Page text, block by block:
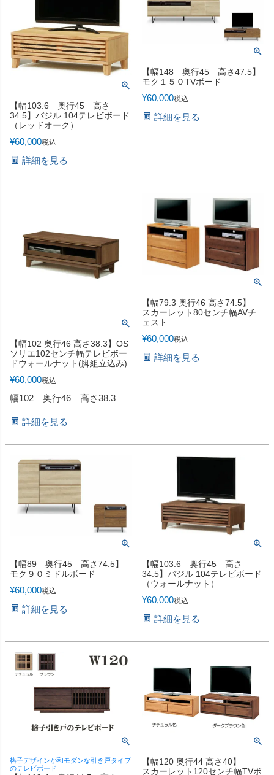
【幅103.6 奥行45 高さ
34.5】バジル 104テレビボード
（レッドオーク）
¥60,000税込
詳細を見る
【幅148 奥行45 高さ47.5】
モク１５０TVボード
¥60,000税込
詳細を見る
【幅102 奥行46 高さ38.3】OS
ソリエ102センチ幅テレビボー
ドウォールナット(脚組立込み)
¥60,000税込
幅102 奥行46 高さ38.3
詳細を見る
【幅79.3 奥行46 高さ74.5】
スカーレット80センチ幅AVチ
ェスト
¥60,000税込
詳細を見る
【幅89 奥行45 高さ74.5】
モク９０ミドルボード
¥60,000税込
詳細を見る
【幅103.6 奥行45 高さ
34.5】バジル 104テレビボード
（ウォールナット）
¥60,000税込
詳細を見る
格子デザインが和モダンな引き戸タイプ
のテレビボード
【幅120 奥行44 高さ40】
スカーレット120センチ幅TVボ